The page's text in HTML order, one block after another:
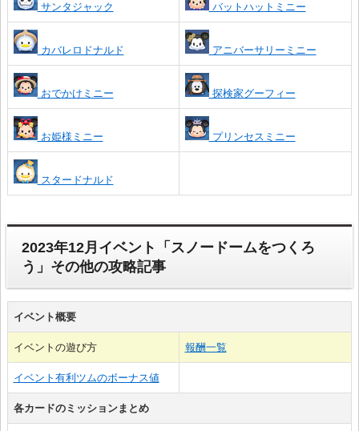
サンタジャック バットハットミニー
カバレロドナルド アニバーサリーミニー
おでかけミニー 探検家グーフィー
お姫様ミニー プリンセスミニー
スタードナルド
2023年12月イベント「スノードームをつくろ
う」その他の攻略記事
イベント概要
イベントの遊び方 報酬一覧
イベント有利ツムのボーナス値
各カードのミッションまとめ